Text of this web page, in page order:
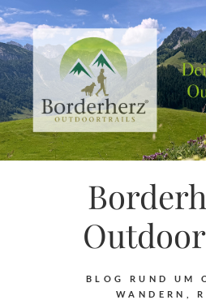
BLOG RUND UM
WANDERN,